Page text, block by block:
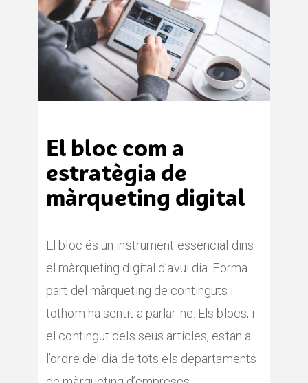
El bloc com a
estratègia de
màrqueting digital
El bloc és un instrument essencial dins
el màrqueting digital d’avui dia. Forma
part del màrqueting de continguts i
tothom ha sentit a parlar-ne. Els blocs, i
el contingut dels seus articles, estan a
l’ordre del dia de tots els departaments